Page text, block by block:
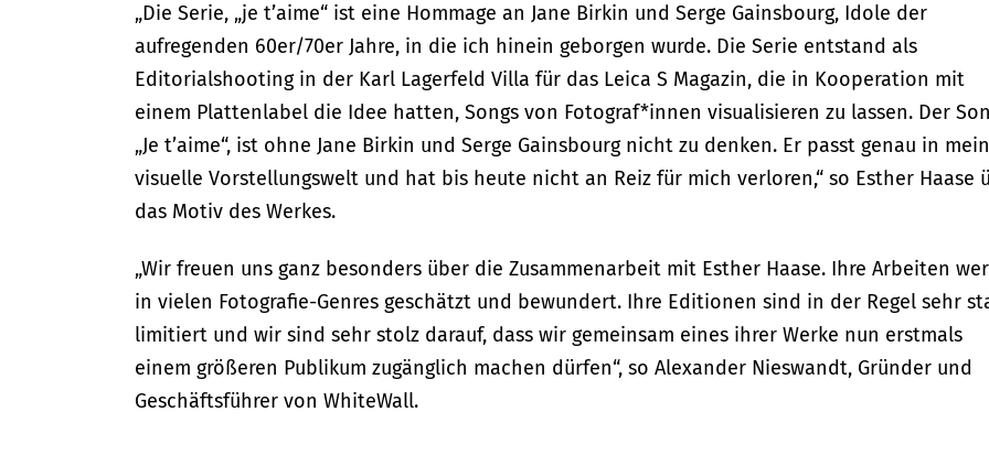
„Die Serie, „je t’aime“ ist eine Hommage an Jane Birkin und Serge Gainsbourg, Idole der
aufregenden 60er/70er Jahre, in die ich hinein geborgen wurde. Die Serie entstand als
Editorialshooting in der Karl Lagerfeld Villa für das Leica S Magazin, die in Kooperation mit
einem Plattenlabel die Idee hatten, Songs von Fotograf*innen visualisieren zu lassen. Der
„Je t’aime“, ist ohne Jane Birkin und Serge Gainsbourg nicht zu denken. Er passt genau in
visuelle Vorstellungswelt und hat bis heute nicht an Reiz für mich verloren,“ so Esther Haase
das Motiv des Werkes.
„Wir freuen uns ganz besonders über die Zusammenarbeit mit Esther Haase. Ihre Arbeiten
in vielen Fotografie-Genres geschätzt und bewundert. Ihre Editionen sind in der Regel sehr
limitiert und wir sind sehr stolz darauf, dass wir gemeinsam eines ihrer Werke nun erstmals
einem größeren Publikum zugänglich machen dürfen“, so Alexander Nieswandt, Gründer und
Geschäftsführer von WhiteWall.